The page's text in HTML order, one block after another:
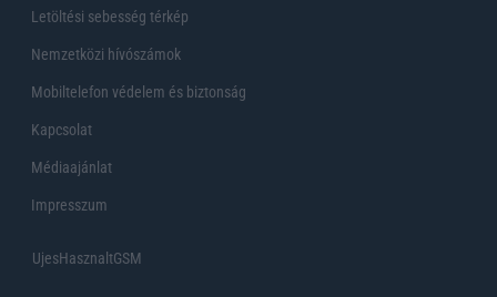
Letöltési sebesség térkép
Nemzetközi hívószámok
Mobiltelefon védelem és biztonság
Kapcsolat
Médiaajánlat
Impresszum
UjesHasznaltGSM